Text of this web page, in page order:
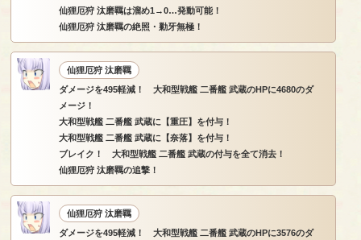
仙狸厄狩 汰磨羈は溜め1→0…発動可能！
仙狸厄狩 汰磨羈の絶照・勦牙無極！
仙狸厄狩 汰磨羈
ダメージを495軽減！ 大和型戦艦 二番艦 武蔵のHPに4680のダ
メージ！
大和型戦艦 二番艦 武蔵に【重圧】を付与！
大和型戦艦 二番艦 武蔵に【奈落】を付与！
ブレイク！ 大和型戦艦 二番艦 武蔵の付与を全て消去！
仙狸厄狩 汰磨羈の追撃！
仙狸厄狩 汰磨羈
ダメージを495軽減！ 大和型戦艦 二番艦 武蔵のHPに3576のダ